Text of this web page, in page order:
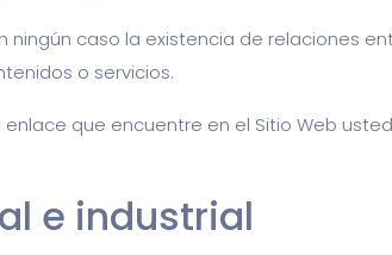
caso la existencia de relaciones
o servicios.
que encuentre en el Sitio Web
e industrial